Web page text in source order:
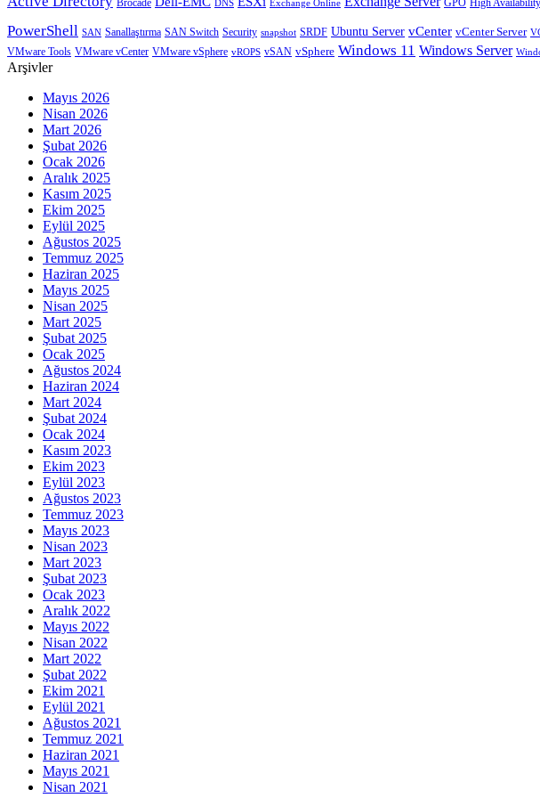
Brocade DNS Exchange Online GPO High Availability
PowerShell SAN Sanallaştırma SAN Switch Security snapshot SRDF Ubuntu Server vCenter vCenter Server
VMware Tools VMware vCenter VMware vSphere vROPS vSAN vSphere Windows 11 Windows Server
Arşivler
Mayıs 2026
Nisan 2026
Mart 2026
Şubat 2026
Ocak 2026
Aralık 2025
Kasım 2025
Ekim 2025
Eylül 2025
Ağustos 2025
Temmuz 2025
Haziran 2025
Mayıs 2025
Nisan 2025
Mart 2025
Şubat 2025
Ocak 2025
Ağustos 2024
Haziran 2024
Mart 2024
Şubat 2024
Ocak 2024
Kasım 2023
Ekim 2023
Eylül 2023
Ağustos 2023
Temmuz 2023
Mayıs 2023
Nisan 2023
Mart 2023
Şubat 2023
Ocak 2023
Aralık 2022
Mayıs 2022
Nisan 2022
Mart 2022
Şubat 2022
Ekim 2021
Eylül 2021
Ağustos 2021
Temmuz 2021
Haziran 2021
Mayıs 2021
Nisan 2021